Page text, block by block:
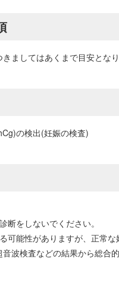
ましてはあくまで目安と
の検出(妊娠の検査)
断をしないでください。
可能性がありますが、正常
波検査などの結果から総合